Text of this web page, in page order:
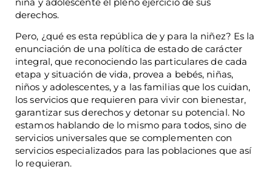
derechos.
Pero, ¿qué es esta república de y para la niñez? Es la
enunciación de una política de estado de carácter
integral, que reconociendo las particulares de cada
etapa y situación de vida, provea a bebés, niñas,
niños y adolescentes, y a las familias que los cuidan,
los servicios que requieren para vivir con bienestar,
garantizar sus derechos y detonar su potencial. No
estamos hablando de lo mismo para todos, sino de
servicios universales que se complementen con
servicios especializados para las poblaciones que así
lo requieran.